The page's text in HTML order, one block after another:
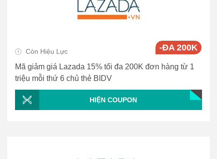
Còn Hiệu Lực -ĐA 200K
Mã giảm giá Lazada 15% tối đa 200K đơn hàng từ 1
triệu mỗi thứ 6 chủ thẻ BIDV
HIỆN COUPON